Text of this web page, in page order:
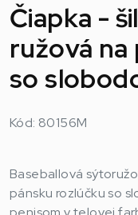
Čiapka -
ružová
so
Kód: 80156M
Baseballová
pánsku rozlúčku so